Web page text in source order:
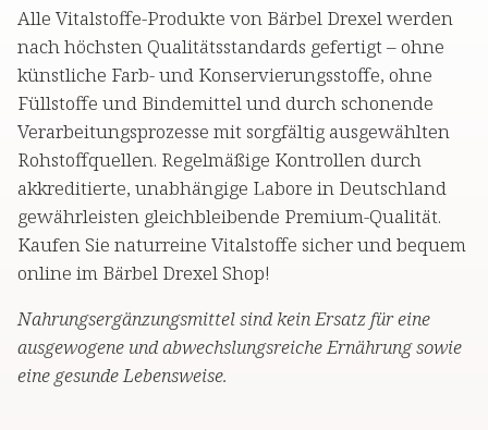
Alle Vitalstoffe-Produkte von Bärbel Drexel werden
nach höchsten Qualitätsstandards gefertigt – ohne
künstliche Farb- und Konservierungsstoffe, ohne
Füllstoffe und Bindemittel und durch schonende
Verarbeitungsprozesse mit sorgfältig ausgewählten
Rohstoffquellen. Regelmäßige Kontrollen durch
akkreditierte, unabhängige Labore in Deutschland
gewährleisten gleichbleibende Premium-Qualität.
Kaufen Sie naturreine Vitalstoffe sicher und bequem
online im Bärbel Drexel Shop!
Nahrungsergänzungsmittel sind kein Ersatz für eine
ausgewogene und abwechslungsreiche Ernährung sowie
eine gesunde Lebensweise.